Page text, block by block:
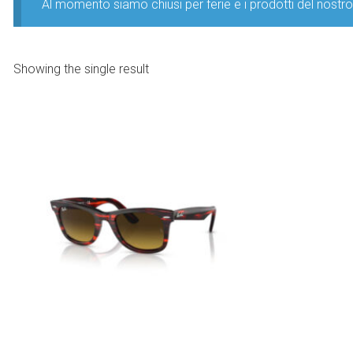
Al momento siamo chiusi per ferie e i prodotti del
Showing the single result